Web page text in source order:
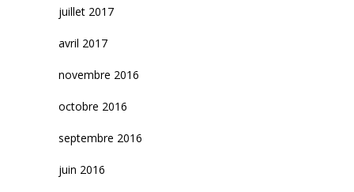
juillet 2017
avril 2017
novembre 2016
octobre 2016
septembre 2016
juin 2016